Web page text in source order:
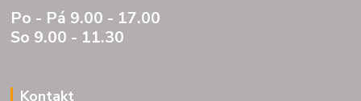
Po - Pá 9.00 - 17.00
So 9.00 - 11.30
Kontakt